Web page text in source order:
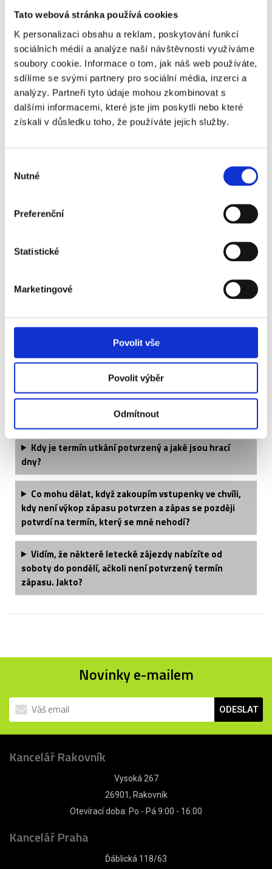
Tato webová stránka používá cookies
K personalizaci obsahu a reklam, poskytování funkcí
sociálních médií a analýze naší návštěvnosti využíváme
soubory cookie. Informace o tom, jak náš web používáte,
sdílíme se svými partnery pro sociální média, inzerci a
analýzy. Partneři tyto údaje mohou zkombinovat s
dalšími informacemi, které jste jim poskytli nebo které
získali v důsledku toho, že používáte jejich služby.
souhlasu
Nutné
Preferenční
Statistické
Marketingové
Povolit vše
Povolit výběr
Odmítnout
Často kladené otázky:
Je termín utkání finálně potvrzený?
Jaké si mohu vzít oblečení?
Tento produkt kupuji jako dárek, bylo by možné
vystavit dárkový poukaz?
Kdy je termín utkání potvrzený a jaké jsou hrací
dny?
Co mohu dělat, když zakoupím vstupenky ve chvíli,
kdy není výkop zápasu potvrzen a zápas se později
potvrdí na termín, který se mně nehodí?
Vidím, že některé letecké zájezdy nabízíte od
soboty do pondělí, ačkoli není potvrzený termín
zápasu. Jakto?
Novinky e-mailem
ODESLAT
Kancelář Rakovník
Vysoká 267
26901, Rakovník
Otevírací doba: Po - Pá 9:00 - 16:00
Kancelář Praha
Ďáblická 118/63